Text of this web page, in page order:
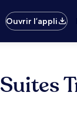
Ouvrir l’appli